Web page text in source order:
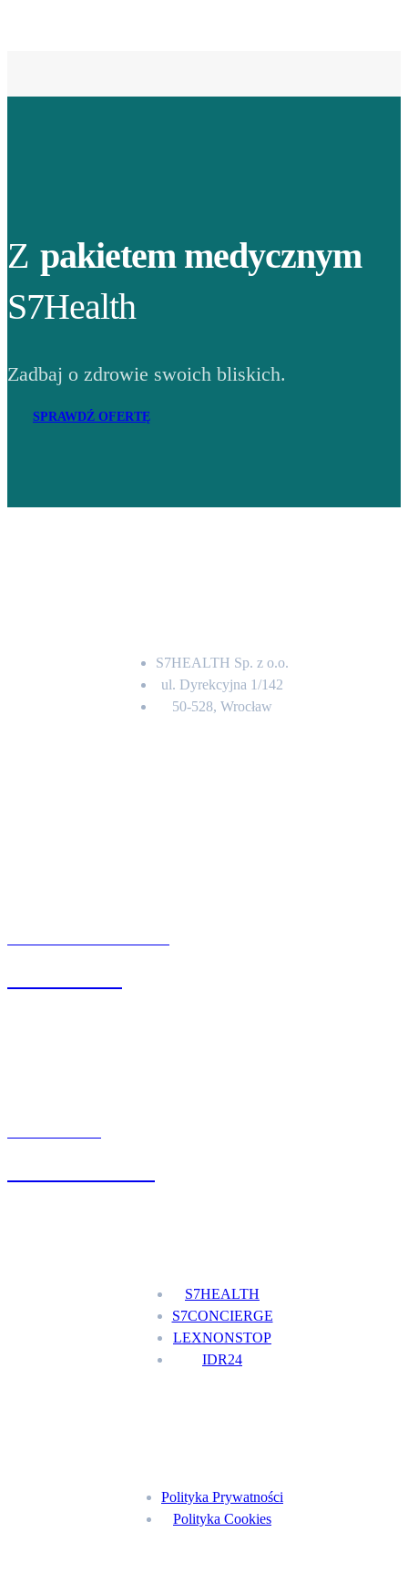
Z pakietem medycznym
S7Health
Zadbaj o zdrowie swoich bliskich.
SPRAWDŹ OFERTĘ
S7HEALTH Sp. z o.o.
ul. Dyrekcyjna 1/142
50-528, Wrocław
S7HEALTH
S7CONCIERGE
LEXNONSTOP
IDR24
Polityka Prywatności
Polityka Cookies